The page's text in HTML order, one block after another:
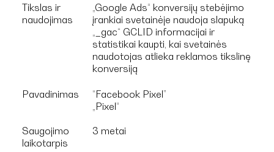
Tikslas ir
naudojimas
„Google Ads“ konversijų stebėjimo
įrankiai svetainėje naudoja slapuką
„_gac“ GCLID informacijai ir
statistikai kaupti, kai svetainės
naudotojas atlieka reklamos tikslinę
konversiją
Pavadinimas
Saugojimo
laikotarpis
“Facebook Pixel”
„Pixel“
3 metai